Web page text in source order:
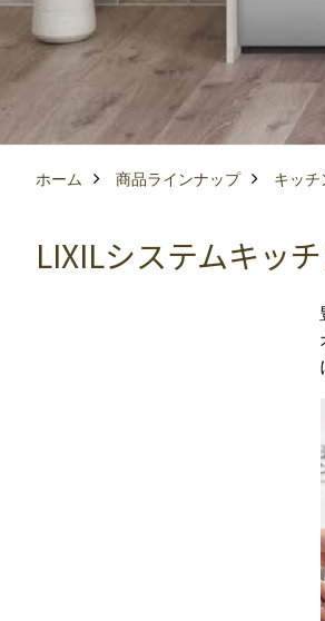
ホーム 商品ラインナップ キッチ
LIXILシステムキッ